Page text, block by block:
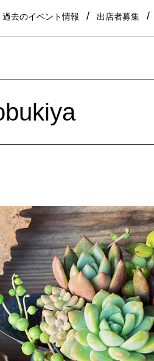
過去のイベント情報 出店者募集